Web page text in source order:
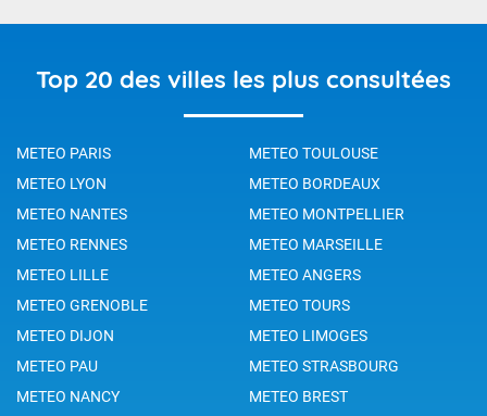
Top 20 des villes les plus consultées
METEO PARIS
METEO TOULOUSE
METEO LYON
METEO BORDEAUX
METEO NANTES
METEO MONTPELLIER
METEO RENNES
METEO MARSEILLE
METEO LILLE
METEO ANGERS
METEO GRENOBLE
METEO TOURS
METEO DIJON
METEO LIMOGES
METEO PAU
METEO STRASBOURG
METEO NANCY
METEO BREST